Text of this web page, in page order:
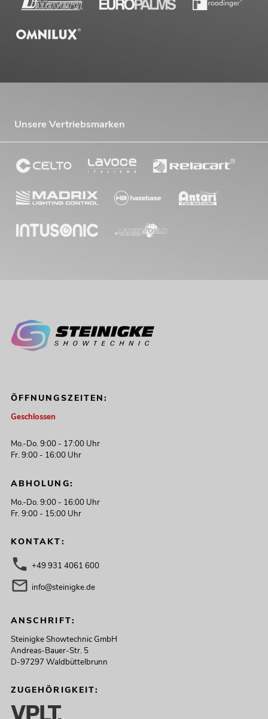
Unsere Vertriebsmarken
ÖFFNUNGSZEITEN:
Geschlossen
Mo.-Do. 9:00 - 17:00 Uhr
Fr. 9:00 - 16:00 Uhr
ABHOLUNG:
Mo.-Do. 9:00 - 16:00 Uhr
Fr. 9:00 - 15:00 Uhr
KONTAKT:
+49 931 4061 600
info@steinigke.de
ANSCHRIFT:
Steinigke Showtechnic GmbH
Andreas-Bauer-Str. 5
D-97297 Waldbüttelbrunn
ZUGEHÖRIGKEIT: